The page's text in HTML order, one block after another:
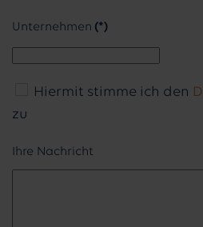
Unternehmen (*)
Hiermit stimme ich den
zu
Ihre Nachricht